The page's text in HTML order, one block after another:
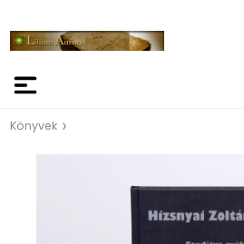
Könyvek